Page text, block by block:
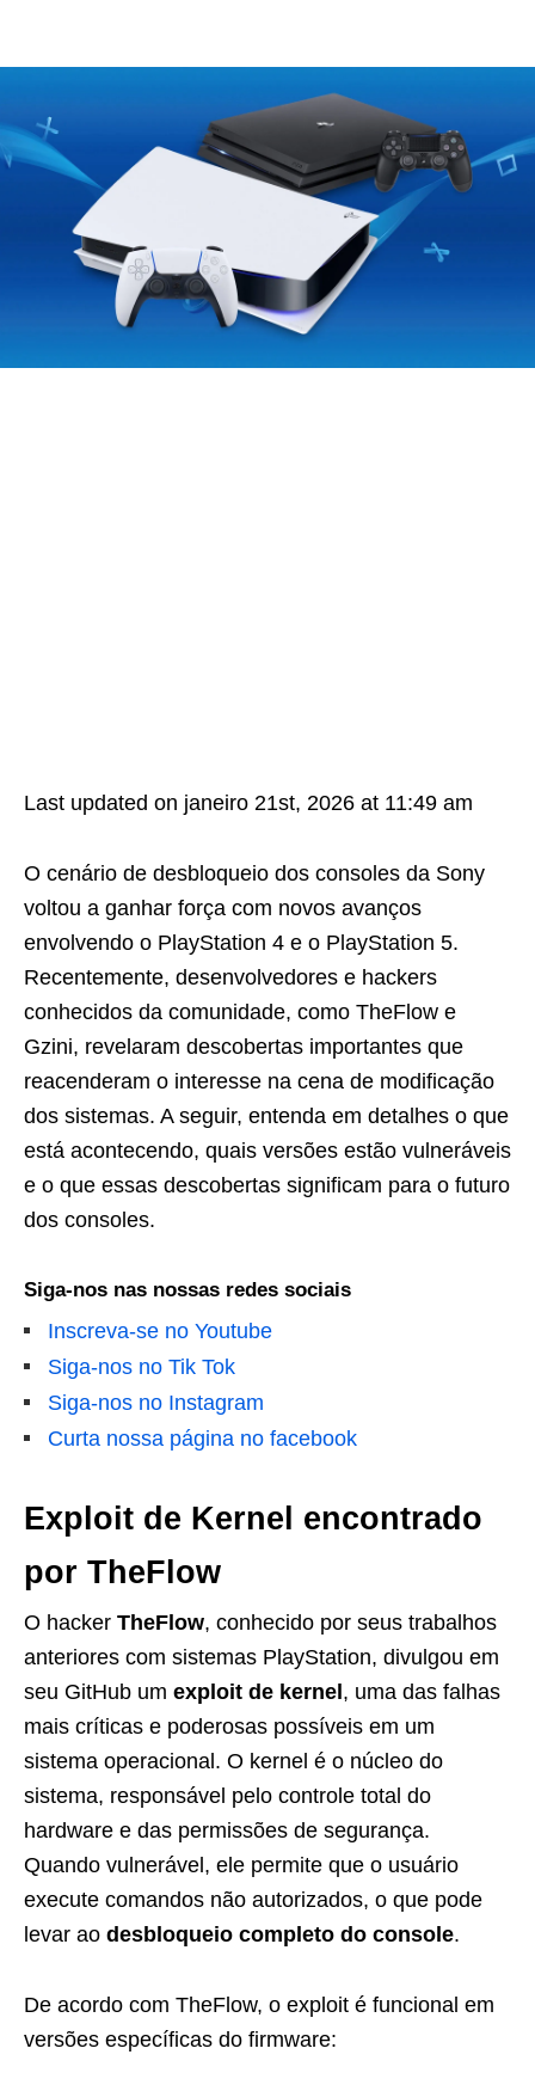
Last updated on janeiro 21st, 2026 at 11:49 am
O cenário de desbloqueio dos consoles da Sony
voltou a ganhar força com novos avanços
envolvendo o PlayStation 4 e o PlayStation 5.
Recentemente, desenvolvedores e hackers
conhecidos da comunidade, como TheFlow e
Gzini, revelaram descobertas importantes que
reacenderam o interesse na cena de modificação
dos sistemas. A seguir, entenda em detalhes o que
está acontecendo, quais versões estão vulneráveis
e o que essas descobertas significam para o futuro
dos consoles.
Siga-nos nas nossas redes sociais
Inscreva-se no Youtube
Siga-nos no Tik Tok
Siga-nos no Instagram
Curta nossa página no facebook
Exploit de Kernel encontrado
por TheFlow
O hacker TheFlow, conhecido por seus trabalhos
anteriores com sistemas PlayStation, divulgou em
seu GitHub um exploit de kernel , uma das falhas
mais críticas e poderosas possíveis em um
sistema operacional. O kernel é o núcleo do
sistema, responsável pelo controle total do
hardware e das permissões de segurança.
Quando vulnerável, ele permite que o usuário
execute comandos não autorizados, o que pode
levar ao desbloqueio completo do console.
De acordo com TheFlow, o exploit é funcional em
versões específicas do firmware: